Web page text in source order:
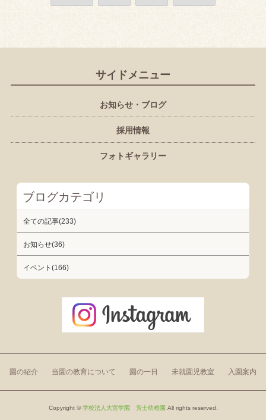
サイドメニュー
お知らせ・ブログ
採用情報
フォトギャラリー
ブログカテゴリ
全ての記事(233)
お知らせ(36)
イベント(166)
園の紹介 当園の教育について 園の一日 未就園児教室 入園案内
Copyright ©学校法人大宮学園 芳士幼稚園 All rights reserved.